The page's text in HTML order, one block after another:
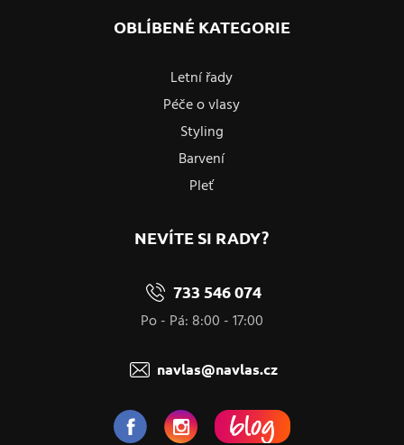
OBLÍBENÉ KATEGORIE
Letní řady
Péče o vlasy
Styling
Barvení
Pleť
NEVÍTE SI RADY?
733 546 074
Po - Pá: 8:00 - 17:00
navlas@navlas.cz